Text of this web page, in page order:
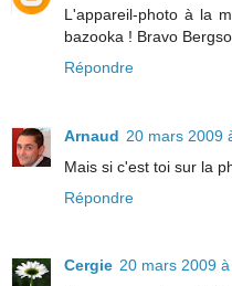
L'appareil-photo à la
bazooka ! Bravo
Répondre
Arnaud 20 mars 2009
Mais si c'est toi sur la
Répondre
Cergie 20 mars 2009